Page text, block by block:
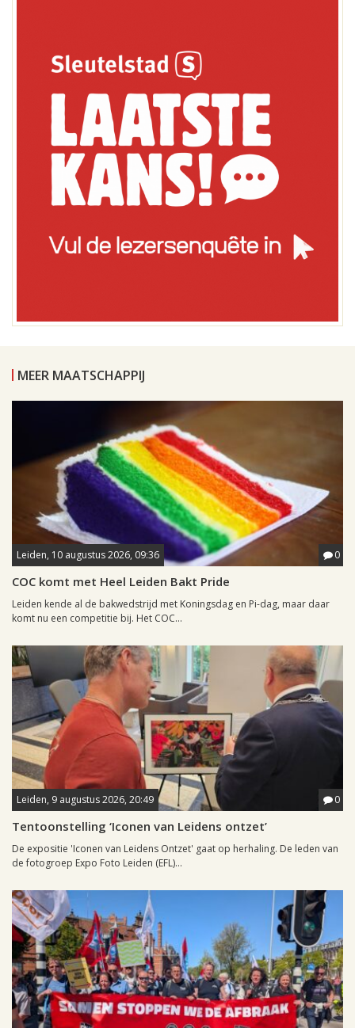
MEER MAATSCHAPPIJ
Leiden, 10 augustus 2026, 09:36 0
COC komt met Heel Leiden Bakt Pride
Leiden kende al de bakwedstrijd met Koningsdag en Pi-dag, maar daar
komt nu een competitie bij. Het COC...
Leiden, 9 augustus 2026, 20:49 0
Tentoonstelling ‘Iconen van Leidens ontzet’
De expositie 'Iconen van Leidens Ontzet' gaat op herhaling. De leden van
de fotogroep Expo Foto Leiden (EFL)...